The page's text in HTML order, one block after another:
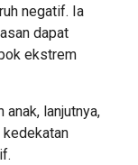
negatif. Ia
dapat
ekstrem
anak, lanjutnya,
kedekatan